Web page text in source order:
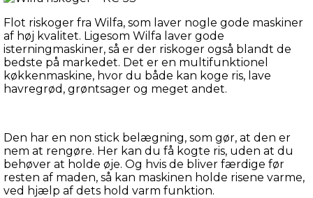
Flot riskoger fra Wilfa, som laver nogle gode maskiner
af høj kvalitet. Ligesom Wilfa laver gode
isterningmaskiner, så er der riskoger også blandt de
bedste på markedet. Det er en multifunktionel
køkkenmaskine, hvor du både kan koge ris, lave
havregrød, grøntsager og meget andet.
Den har en non stick belægning, som gør, at den er
nem at rengøre. Her kan du få kogte ris, uden at du
behøver at holde øje. Og hvis de bliver færdige før
resten af maden, så kan maskinen holde risene varme,
ved hjælp af dets hold varm funktion.